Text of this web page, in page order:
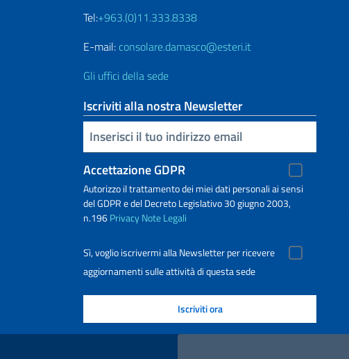
Tel:+963.(0)11.333.8338
E-mail: consolare.damasco@esteri.it
Gli uffici della sede
Iscriviti alla nostra Newsletter
Inserisci la tua email
Accettazione GDPR
Autorizzo il trattamento dei miei dati personali ai sensi
del GDPR e del Decreto Legislativo 30 giugno 2003,
n.196PrivacyNote Legali
Sì, voglio iscrivermi alla Newsletter per ricevere
aggiornamenti sulle attività di questa sede